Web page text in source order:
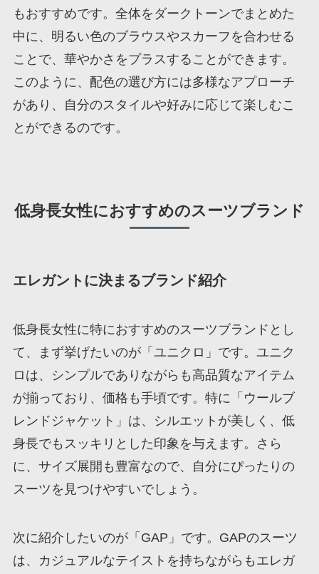
もおすすめです。全体をダークトーンでまとめた
中に、明るい色のブラウスやスカーフを合わせる
ことで、華やかさをプラスすることができます。
このように、配色の選び方には多様なアプローチ
があり、自分のスタイルや好みに応じて楽しむこ
とができるのです。
低身長女性におすすめのスーツブランド
エレガントに決まるブランド紹介
低身長女性に特におすすめのスーツブランドとし
て、まず挙げたいのが「ユニクロ」です。ユニク
ロは、シンプルでありながらも高品質なアイテム
が揃っており、価格も手頃です。特に「ウールブ
レンドジャケット」は、シルエットが美しく、低
身長でもスッキリとした印象を与えます。さら
に、サイズ展開も豊富なので、自分にぴったりの
スーツを見つけやすいでしょう。
次に紹介したいのが「GAP」です。GAPのスーツ
は、カジュアルなテイストを持ちながらもエレガ